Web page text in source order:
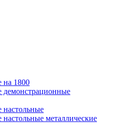
1800
металлические